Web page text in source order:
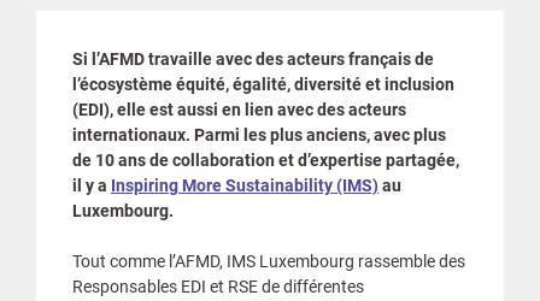
Si l’AFMD travaille avec des acteurs français de
l’écosystème équité, égalité, diversité et inclusion
(EDI), elle est aussi en lien avec des acteurs
internationaux. Parmi les plus anciens, avec plus
de 10 ans de collaboration et d’expertise partagée,
il y a Inspiring More Sustainability (IMS)au
Luxembourg.
Tout comme l’AFMD, IMS Luxembourg rassemble des
Responsables EDI et RSE de différentes